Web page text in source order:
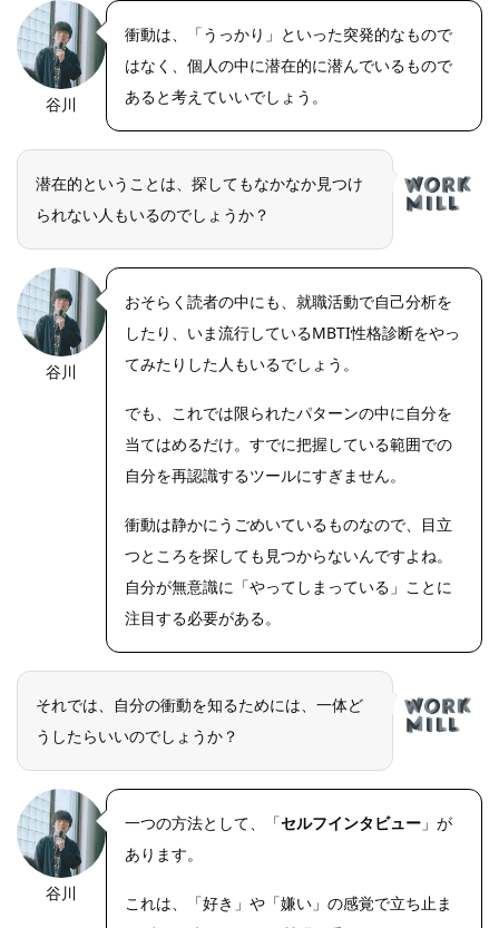
谷川
衝動は、「うっかり」といった突発的なもので
はなく、個人の中に潜在的に潜んでいるもので
あると考えていいでしょう。
潜在的ということは、探してもなかなか見つけ
られない人もいるのでしょうか？
谷川
おそらく読者の中にも、就職活動で自己分析を
したり、いま流行しているMBTI性格診断をやっ
てみたりした人もいるでしょう。
でも、これでは限られたパターンの中に自分を
当てはめるだけ。すでに把握している範囲での
自分を再認識するツールにすぎません。
衝動は静かにうごめいているものなので、目立
つところを探しても見つからないんですよね。
自分が無意識に「やってしまっている」ことに
注目する必要がある。
それでは、自分の衝動を知るためには、一体ど
うしたらいいのでしょうか？
谷川
一つの方法として、「セルフインタビュー 」が
あります。
これは、「好き」や「嫌い」の感覚で立ち止ま